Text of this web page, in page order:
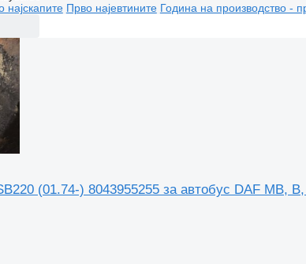
најскапите Прво најевтините Година на производство -
(01.74-) 8043955255 за автобус DAF MB,